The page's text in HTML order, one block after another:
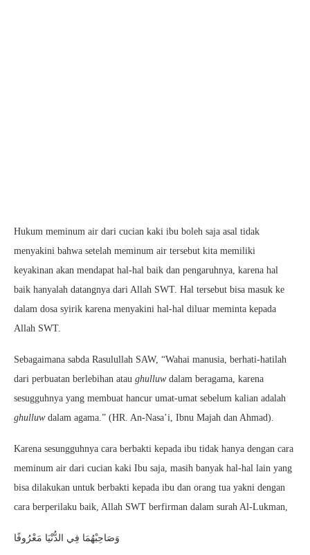
Hukum meminum air dari cucian kaki ibu boleh saja asal tidak
menyakini bahwa setelah meminum air tersebut kita memiliki
keyakinan akan mendapat hal-hal baik dan pengaruhnya, karena hal
baik hanyalah datangnya dari Allah SWT. Hal tersebut bisa masuk ke
dalam dosa syirik karena menyakini hal-hal diluar meminta kepada
Allah SWT.
Sebagaimana sabda Rasulullah SAW, “Wahai manusia, berhati-hatilah
dari perbuatan berlebihan atau ghulluw dalam beragama, karena
sesugguhnya yang membuat hancur umat-umat sebelum kalian adalah
ghulluwdalam agama.” (HR. An-Nasa’i, Ibnu Majah dan Ahmad).
Karena sesungguhnya cara berbakti kepada ibu tidak hanya dengan cara
meminum air dari cucian kaki Ibu saja, masih banyak hal-hal lain yang
bisa dilakukan untuk berbakti kepada ibu dan orang tua yakni dengan
cara berperilaku baik, Allah SWT berfirman dalam surah Al-Lukman,
وَصَاحِبْهُمَا فِي الدُّنْيَا مَعْرُوفًا